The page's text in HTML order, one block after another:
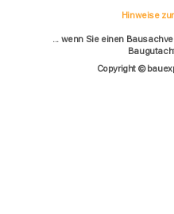
Hinweise
... wenn Sie einen
Copyright ©